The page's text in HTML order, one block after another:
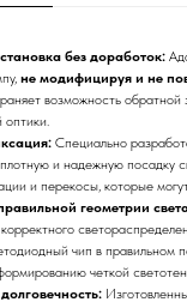
без доработок:
не модифицируя и не
возможность обратной
оптики.
Специально
и надежную посадку
и перекосы, которые
геометрии
чип в правильном
четкой